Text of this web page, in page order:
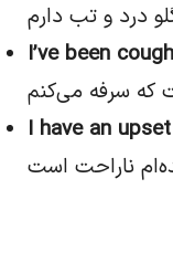
درد و تب دارم
I’ve been
که سرفه می‌کنم
I have an
ناراحت است